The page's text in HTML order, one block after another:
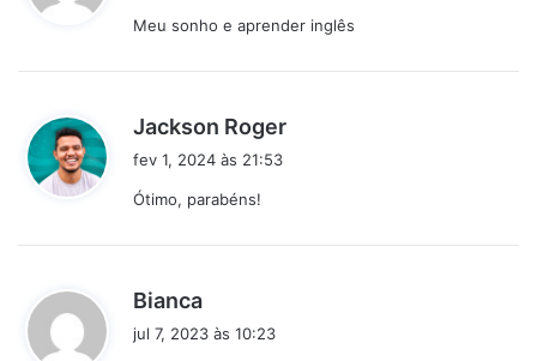
s
Meu sonho e aprender inglês
Jackson Roger
fev 1, 2024 às 21:53
Ótimo, parabéns!
Bianca
jul 7, 2023 às 10:23